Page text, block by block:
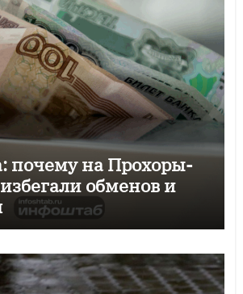
почему на Прохоры-
обменов и